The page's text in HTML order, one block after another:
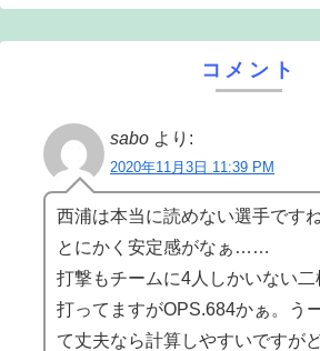
コメント
sabo より:
2020年11月3日 11:39 PM
西浦は本当に読めない選手です
とにかく安定感がなぁ……
打撃もチームに4人しかいない二
打ってますがOPS.684かぁ。う
て丈夫なら計算しやすいですが